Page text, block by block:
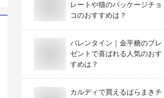
レートや猫のパッケージチョ
コのおすすめは？
バレンタイン｜金平糖のプレ
ゼントで喜ばれる人気のおす
すめは？
カルディで買えるばらまきチ